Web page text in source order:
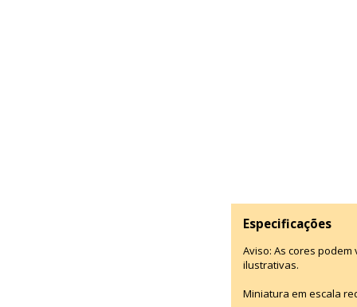
Especificações
Aviso: As cores
ilustrativas.
Miniatura em escala